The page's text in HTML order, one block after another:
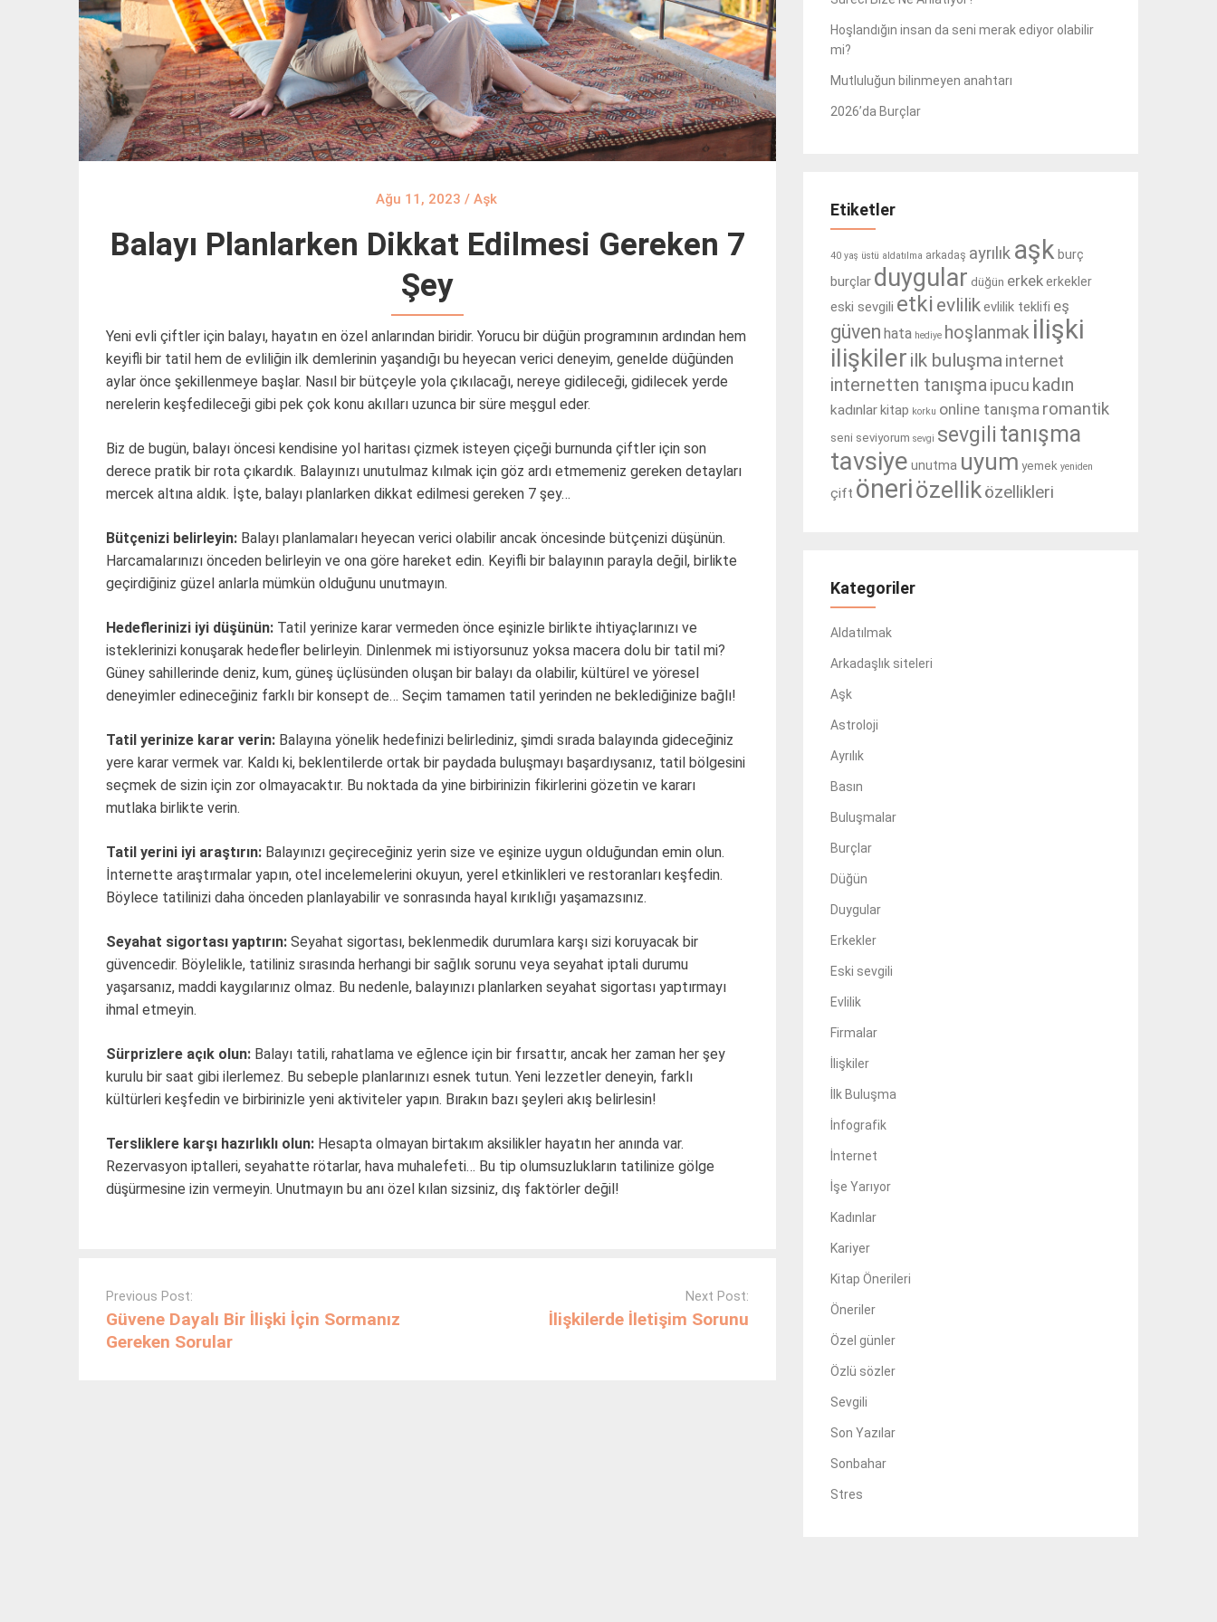
Ağu 11, 2023 / Aşk
Balayı Planlarken Dikkat Edilmesi Gereken 7
Şey
Yeni evli çiftler için balayı, hayatın en özel anlarından biridir. Yorucu bir düğün programının ardından hem
keyifli bir tatil hem de evliliğin ilk demlerinin yaşandığı bu heyecan verici deneyim, genelde düğünden
aylar önce şekillenmeye başlar. Nasıl bir bütçeyle yola çıkılacağı, nereye gidileceği, gidilecek yerde
nerelerin keşfedileceği gibi pek çok konu akılları uzunca bir süre meşgul eder.
Biz de bugün, balayı öncesi kendisine yol haritası çizmek isteyen çiçeği burnunda çiftler için son
derece pratik bir rota çıkardık. Balayınızı unutulmaz kılmak için göz ardı etmemeniz gereken detayları
mercek altına aldık. İşte, balayı planlarken dikkat edilmesi gereken 7 şey…
Bütçenizi belirleyin: Balayı planlamaları heyecan verici olabilir ancak öncesinde bütçenizi düşünün.
Harcamalarınızı önceden belirleyin ve ona göre hareket edin. Keyifli bir balayının parayla değil, birlikte
geçirdiğiniz güzel anlarla mümkün olduğunu unutmayın.
Hedeflerinizi iyi düşünün: Tatil yerinize karar vermeden önce eşinizle birlikte ihtiyaçlarınızı ve
isteklerinizi konuşarak hedefler belirleyin. Dinlenmek mi istiyorsunuz yoksa macera dolu bir tatil mi?
Güney sahillerinde deniz, kum, güneş üçlüsünden oluşan bir balayı da olabilir, kültürel ve yöresel
deneyimler edineceğiniz farklı bir konsept de… Seçim tamamen tatil yerinden ne beklediğinize bağlı!
Tatil yerinize karar verin: Balayına yönelik hedefinizi belirlediniz, şimdi sırada balayında gideceğiniz
yere karar vermek var. Kaldı ki, beklentilerde ortak bir paydada buluşmayı başardıysanız, tatil bölgesini
seçmek de sizin için zor olmayacaktır. Bu noktada da yine birbirinizin fikirlerini gözetin ve kararı
mutlaka birlikte verin.
Tatil yerini iyi araştırın: Balayınızı geçireceğiniz yerin size ve eşinize uygun olduğundan emin olun.
İnternette araştırmalar yapın, otel incelemelerini okuyun, yerel etkinlikleri ve restoranları keşfedin.
Böylece tatilinizi daha önceden planlayabilir ve sonrasında hayal kırıklığı yaşamazsınız.
Seyahat sigortası yaptırın: Seyahat sigortası, beklenmedik durumlara karşı sizi koruyacak bir
güvencedir. Böylelikle, tatiliniz sırasında herhangi bir sağlık sorunu veya seyahat iptali durumu
yaşarsanız, maddi kaygılarınız olmaz. Bu nedenle, balayınızı planlarken seyahat sigortası yaptırmayı
ihmal etmeyin.
Sürprizlere açık olun: Balayı tatili, rahatlama ve eğlence için bir fırsattır, ancak her zaman her şey
kurulu bir saat gibi ilerlemez. Bu sebeple planlarınızı esnek tutun. Yeni lezzetler deneyin, farklı
kültürleri keşfedin ve birbirinizle yeni aktiviteler yapın. Bırakın bazı şeyleri akış belirlesin!
Tersliklere karşı hazırlıklı olun: Hesapta olmayan birtakım aksilikler hayatın her anında var.
Rezervasyon iptalleri, seyahatte rötarlar, hava muhalefeti… Bu tip olumsuzlukların tatilinize gölge
düşürmesine izin vermeyin. Unutmayın bu anı özel kılan sizsiniz, dış faktörler değil!
navigation
Previous Post:
Güvene Dayalı Bir İlişki İçin Sormanız
Gereken Sorular
Next Post:
İlişkilerde İletişim Sorunu
Hoşlandığın insan da seni merak ediyor olabilir
mi?
Mutluluğun bilinmeyen anahtarı
2026’da Burçlar
Etiketler
40 yaş üstü aldatılma arkadaş ayrılık aşk burç
burçlar duygular düğün erkekerkekler
eski sevgili etki evlilikevlilik teklifi eş
güven hata hediye hoşlanmak ilişki
ilişkiler ilk buluşma internet
internetten tanışmaipucu kadın
kadınlarkitap korku online tanışma romantik
seni seviyorum sevgi sevgili tanışma
tavsiye unutma uyum yemek yeniden
çift öneriözelliközellikleri
Kategoriler
Aldatılmak
Arkadaşlık siteleri
Aşk
Astroloji
Ayrılık
Basın
Buluşmalar
Burçlar
Düğün
Duygular
Erkekler
Eski sevgili
Evlilik
Firmalar
İlişkiler
İlk Buluşma
İnfografik
İnternet
İşe Yarıyor
Kadınlar
Kariyer
Kitap Önerileri
Öneriler
Özel günler
Özlü sözler
Sevgili
Son Yazılar
Sonbahar
Stres